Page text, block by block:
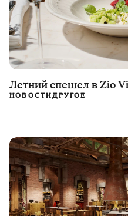
Летний спешел в Zio
НОВОСТИДРУГОЕ